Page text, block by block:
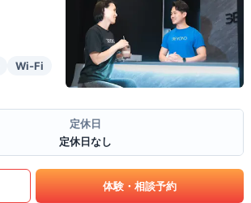
Wi-Fi
定休日
定休日なし
体験・相談予約